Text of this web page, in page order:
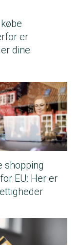
er
dine
shopping
EU: Her er